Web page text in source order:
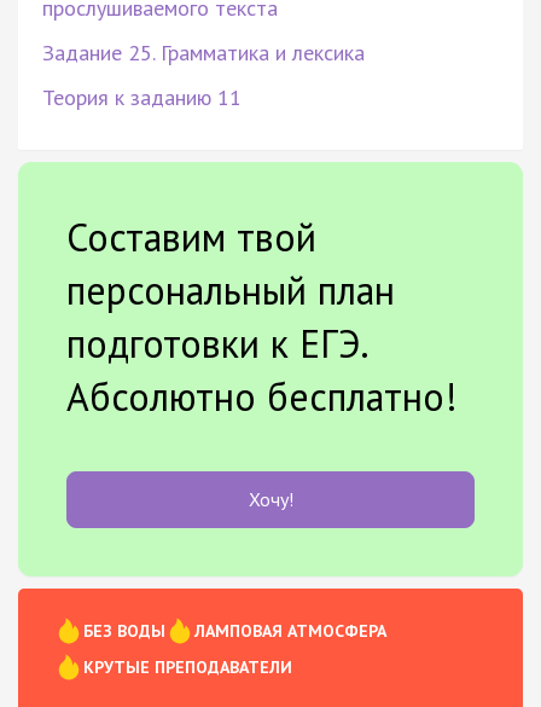
прослушиваемого текста
Задание 25. Грамматика и лексика
Теория к заданию 11
Составим твой
персональный план
подготовки к ЕГЭ.
Абсолютно бесплатно!
Хочу!
БЕЗ ВОДЫ
ЛАМПОВАЯ АТМОСФЕРА
КРУТЫЕ ПРЕПОДАВАТЕЛИ